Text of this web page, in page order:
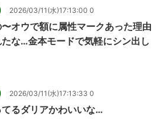
2026/03/11(水)17:13:00 0
オウで額に属性マークあった理由
な…金本モードで気軽にシン出し
2026/03/11(水)17:13:33 0
るダリアかわいいな…